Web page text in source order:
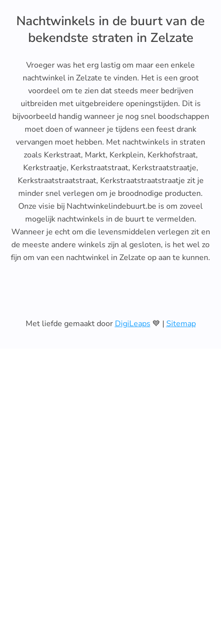
Nachtwinkels in de buurt van de
bekendste straten in Zelzate
Vroeger was het erg lastig om maar een enkele
nachtwinkel in Zelzate te vinden. Het is een groot
voordeel om te zien dat steeds meer bedrijven
uitbreiden met uitgebreidere openingstijden. Dit is
bijvoorbeeld handig wanneer je nog snel boodschappen
moet doen of wanneer je tijdens een feest drank
vervangen moet hebben. Met nachtwinkels in straten
zoals Kerkstraat, Markt, Kerkplein, Kerkhofstraat,
Kerkstraatje, Kerkstraatstraat, Kerkstraatstraatje,
Kerkstraatstraatstraat, Kerkstraatstraatstraatje zit je
minder snel verlegen om je broodnodige producten.
Onze visie bij Nachtwinkelindebuurt.be is om zoveel
mogelijk nachtwinkels in de buurt te vermelden.
Wanneer je echt om die levensmiddelen verlegen zit en
de meeste andere winkels zijn al gesloten, is het wel zo
fijn om van een nachtwinkel in Zelzate op aan te kunnen.
Met liefde gemaakt door DigiLeaps 💙 | Sitemap